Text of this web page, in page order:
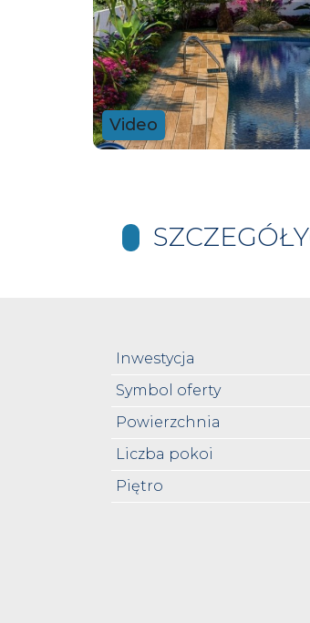
Video
SZCZEGÓŁY
Inwestycja
Symbol oferty
Powierzchnia
Liczba pokoi
Piętro